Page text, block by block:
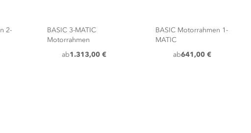
2-
BASIC 3-MATIC
Motorrahmen
ab1.313,00 €
BASIC Motorrahmen 1-
MATIC
ab641,00 €